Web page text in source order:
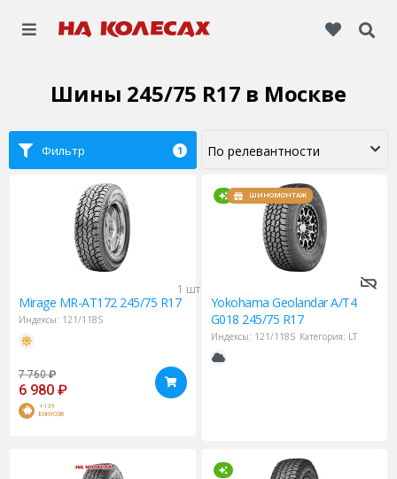
Шины 245/75 R17 в Москве
Фильтр 1
1 шт
Mirage MR-AT172 245/75 R17
Индексы: 121/118S
7 760 ₽
6 980 ₽
+139
БОНУСОВ
ШИНОМОНТАЖ
Yokohama Geolandar A/T4
G018 245/75 R17
Индексы: 121/118S Категория: LT